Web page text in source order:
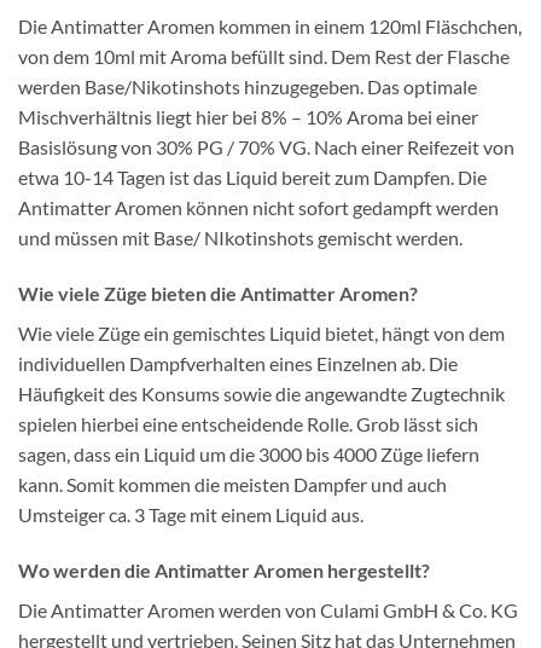
Die Antimatter Aromen kommen in einem 120ml Fläschchen,
von dem 10ml mit Aroma befüllt sind. Dem Rest der Flasche
werden Base/Nikotinshots hinzugegeben. Das optimale
Mischverhältnis liegt hier bei 8% – 10% Aroma bei einer
Basislösung von 30% PG / 70% VG. Nach einer Reifezeit von
etwa 10-14 Tagen ist das Liquid bereit zum Dampfen. Die
Antimatter Aromen können nicht sofort gedampft werden
und müssen mit Base/ NIkotinshots gemischt werden.
Wie viele Züge bieten die Antimatter Aromen?
Wie viele Züge ein gemischtes Liquid bietet, hängt von dem
individuellen Dampfverhalten eines Einzelnen ab. Die
Häufigkeit des Konsums sowie die angewandte Zugtechnik
spielen hierbei eine entscheidende Rolle. Grob lässt sich
sagen, dass ein Liquid um die 3000 bis 4000 Züge liefern
kann. Somit kommen die meisten Dampfer und auch
Umsteiger ca. 3 Tage mit einem Liquid aus.
Wo werden die Antimatter Aromen hergestellt?
Die Antimatter Aromen werden von Culami GmbH & Co. KG
hergestellt und vertrieben. Seinen Sitz hat das Unternehmen